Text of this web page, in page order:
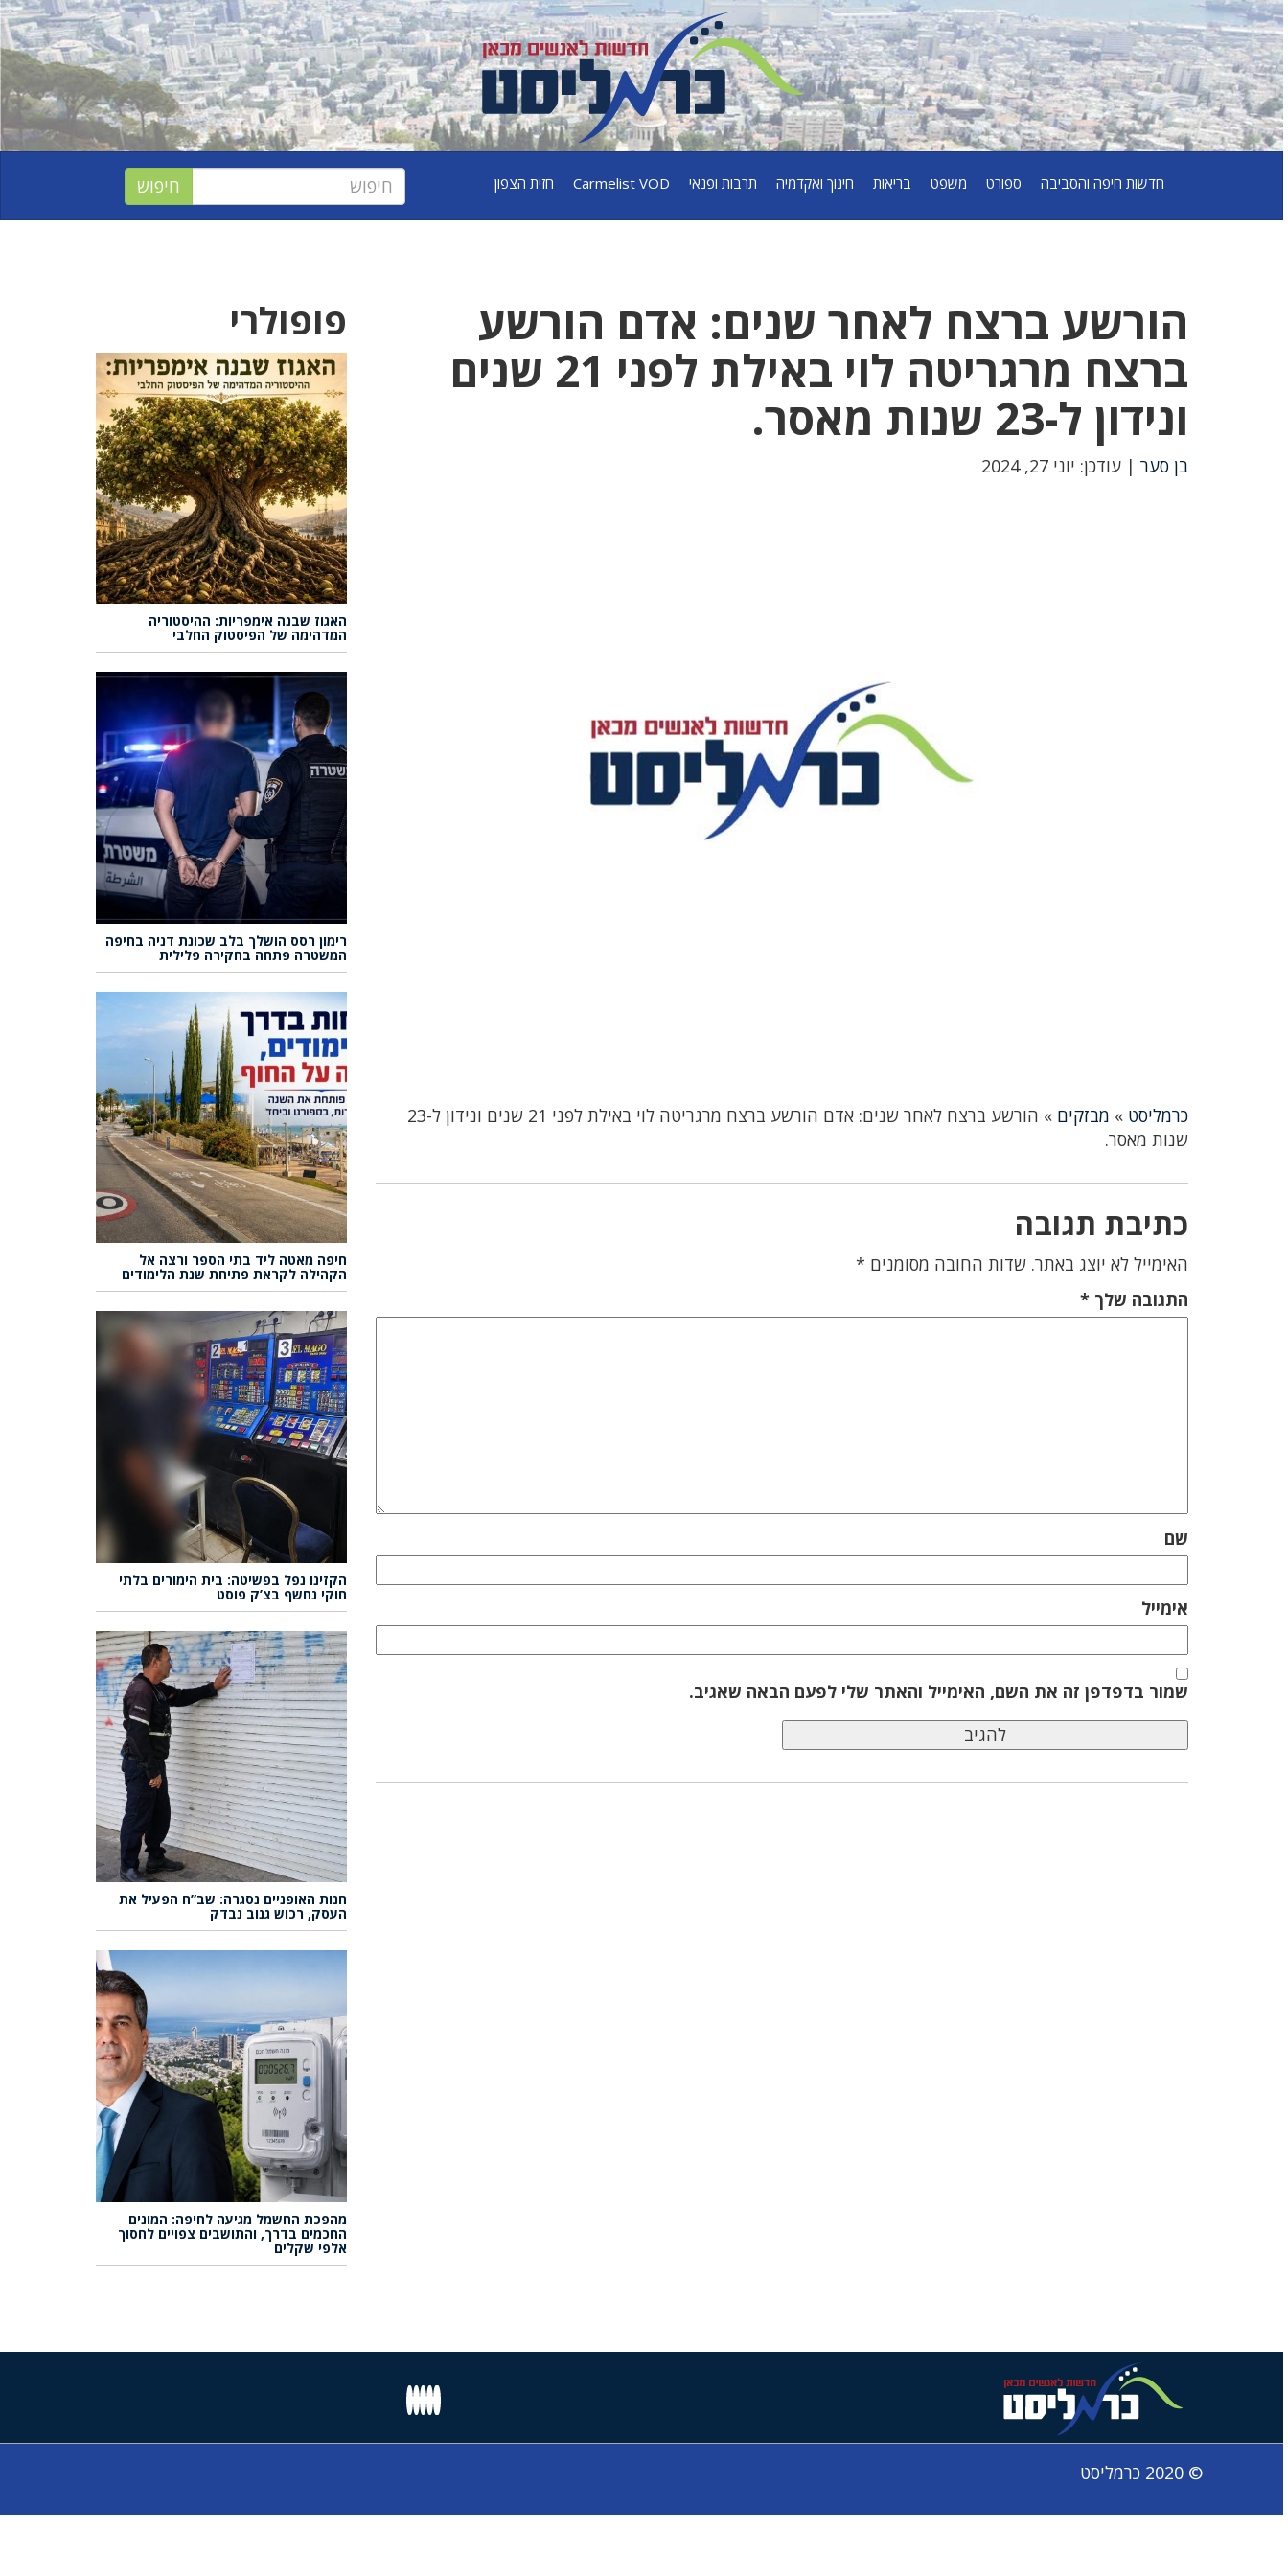
חדשות חיפה והסביבה ספורט משפט בריאות חינוך ואקדמיה תרבות ופנאי Carmelist VOD חזית הצפון
הורשע ברצח לאחר שנים: אדם הורשע
ברצח מרגריטה לוי באילת לפני 21 שנים
ונידון ל-23 שנות מאסר.
בן סער | עודכן: יוני 27, 2024
כרמליסט » מבזקים »
הורשע ברצח לאחר שנים: אדם הורשע ברצח מרגריטה לוי באילת לפני 21 שנים ונידון ל-23
שנות מאסר.
כתיבת תגובה
האימייל לא יוצג באתר. שדות החובה מסומנים *
התגובה שלך*
שם
אימייל
שמור בדפדפן זה את השם, האימייל והאתר שלי לפעם הבאה שאגיב.
פופולרי
האגוז שבנה אימפריות: ההיסטוריה
המדהימה של הפיסטוק החלבי
רימון רסס הושלך בלב שכונת דניה בחיפה
המשטרה פתחה בחקירה פלילית
חיפה מאטה ליד בתי הספר ורצה אל
הקהילה לקראת פתיחת שנת הלימודים
הקזינו נפל בפשיטה: בית הימורים בלתי
חוקי נחשף בצ’ק פוסט
חנות האופניים נסגרה: שב”ח הפעיל את
העסק, רכוש גנוב נבדק
מהפכת החשמל מגיעה לחיפה: המונים
החכמים בדרך, והתושבים צפויים לחסוך
אלפי שקלים
© 2020 כרמליסט